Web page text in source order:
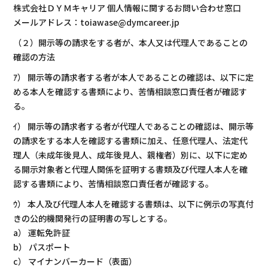
株式会社ＤＹＭキャリア 個人情報に関するお問い合わせ窓口
メールアドレス：toiawase@dymcareer.jp
（２）開示等の請求をする者が、本人又は代理人であることの
確認の方法
ｱ） 開示等の請求者する者が本人であることの確認は、以下に定
める本人を確認する書類により、苦情相談窓口責任者が確認す
る。
ｲ） 開示等の請求者する者が代理人であることの確認は、開示等
の請求をする本人を確認する書類に加え、任意代理人、法定代
理人（未成年後見人、成年後見人、親権者）別に、以下に定め
る開示対象者と代理人関係を証明する書類及び代理人本人を確
認する書類により、苦情相談窓口責任者が確認する。
ｳ） 本人及び代理人本人を確認する書類は、以下に例示の写真付
きの公的機関発行の証明書の写しとする。
a） 運転免許証
b） パスポート
c） マイナンバーカード（表面）